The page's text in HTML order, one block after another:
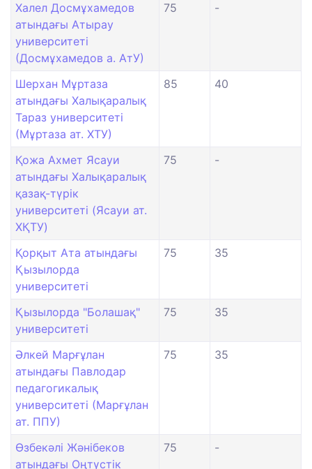
Халел Досмұхамедов
атындағы Атырау
университеті
(Досмұхамедов а. АтУ)
75 -
Шерхан Мұртаза
атындағы Халықаралық
Тараз университеті
(Мұртаза ат. ХТУ)
85 40
Қожа Ахмет Ясауи
атындағы Халықаралық
қазақ-түрiк
университетi (Ясауи ат.
ХҚТУ)
75 -
Қорқыт Ата атындағы
Қызылорда
университеті
75 35
Қызылорда "Болашақ"
университеті
75 35
Әлкей Марғұлан
атындағы Павлодар
педагогикалық
университеті (Марғұлан
ат. ППУ)
75 35
Өзбекәлі Жәнібеков
атындағы Оңтүстік
75 -